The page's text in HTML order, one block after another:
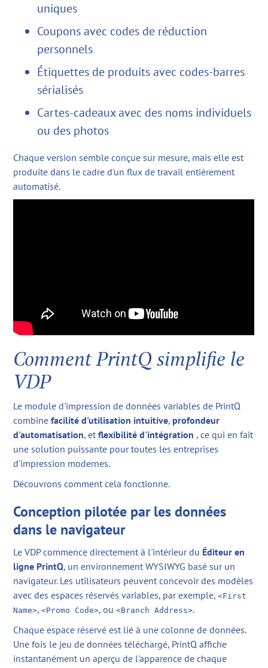
uniques
Coupons avec codes de réduction
personnels
Étiquettes de produits avec codes-barres
sérialisés
Cartes-cadeaux avec des noms individuels
ou des photos
Chaque version semble conçue sur mesure, mais elle est
produite dans le cadre d'un flux de travail entièrement
automatisé.
Comment PrintQ simplifie le
VDP
Le module d'impression de données variables de PrintQ
combinefacilité d'utilisation intuitive, profondeur
d'automatisation, etflexibilité d'intégration , ce qui en fait
une solution puissante pour toutes les entreprises
d'impression modernes.
Découvrons comment cela fonctionne.
Conception pilotée par les données
dans le navigateur
Le VDP commence directement à l'intérieur du Éditeur en
ligne PrintQ, un environnement WYSIWYG basé sur un
navigateur. Les utilisateurs peuvent concevoir des modèles
avec des espaces réservés variables, par exemple,<First
Name>,<Promo Code>, ou<Branch Address>.
Chaque espace réservé est lié à une colonne de données.
Une fois le jeu de données téléchargé, PrintQ affiche
instantanément un aperçu de l'apparence de chaque